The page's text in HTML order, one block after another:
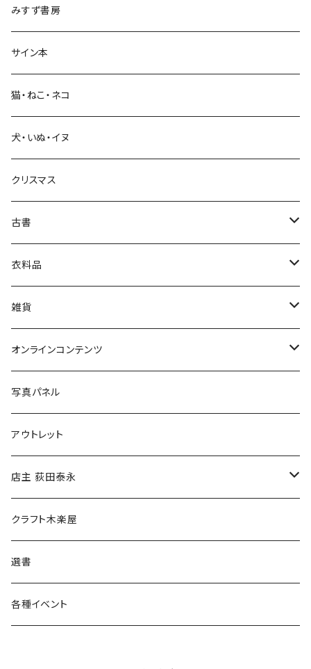
生活・暮らし
芸術・絵画・写真
絵本・児童書
娯楽・エンターテインメント
みすず書房
サイン本
猫・ねこ・ネコ
犬・いぬ・イヌ
クリスマス
古書
古書セット
美術
衣料品
POLEWARDS
Tシャツ
雑貨
バッグ
ブックカバー
マグカップ
傘
食料品
その他
オンラインコンテンツ
冒険クロストーク
写真パネル
アウトレット
店主 荻田泰永
書籍
ウェア
クラフト木楽屋
選書
各種イベント